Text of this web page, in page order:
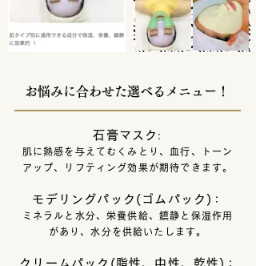
お悩みに合わせた選べるメニュー！
石膏マスク :
肌に熱感を与えてむくみとり、血行、トーン
アップ、リフティング効果が期待できます。
モデリングパック(ゴムパック) ：
ミネラルと水分、栄養供給、鎮静と保湿作用
があり、水分を供給いたします。
クリームパック(脂性、中性、乾性) ：